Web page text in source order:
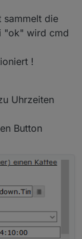
sammelt die
"ok" wird cmd
!
Uhrzeiten
Button